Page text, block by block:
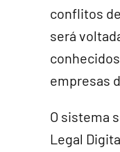
conflitos
será
empresas
O sistema
Legal